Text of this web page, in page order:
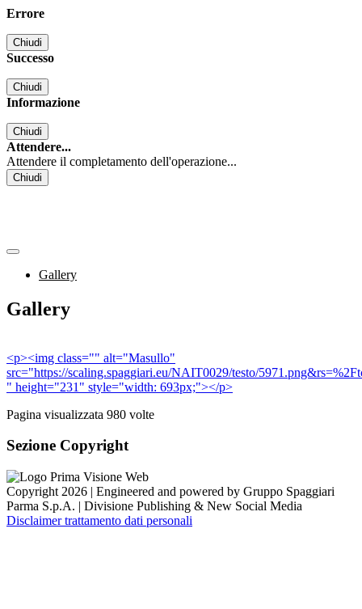
Errore
Chiudi
Successo
Chiudi
Informazione
Chiudi
Attendere...
Attendere il completamento dell'operazione...
Chiudi
Gallery
Gallery
<p><img class="" alt="Masullo"
src="https://scaling.spaggiari.eu/NAIT0029/testo/
" height="231" style="width: 693px;"></p>
Pagina visualizzata 980 volte
Sezione Copyright
Copyright 2026 | Engineered and powered by Gruppo Spaggiari
Parma S.p.A. | Divisione Publishing & New Social Media
Disclaimer trattamento dati personali